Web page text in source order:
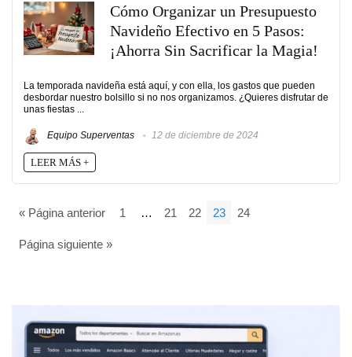
Cómo Organizar un Presupuesto
Navideño Efectivo en 5 Pasos:
¡Ahorra Sin Sacrificar la Magia!
La temporada navideña está aquí, y con ella, los gastos que pueden
desbordar nuestro bolsillo si no nos organizamos. ¿Quieres disfrutar de
unas fiestas ...
Equipo Superventas 12 de diciembre de 2024
LEER MÁS +
« Página anterior 1 … 21 22 23 24
Página siguiente »